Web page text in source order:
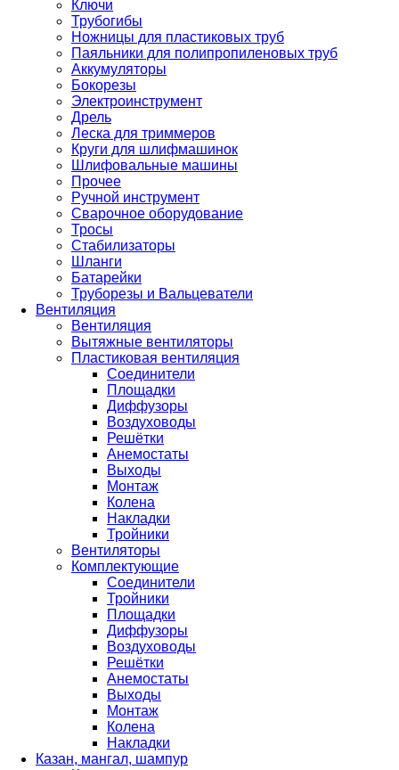
Ключи
Трубогибы
Ножницы для пластиковых труб
Паяльники для полипропиленовых труб
Аккумуляторы
Бокорезы
Электроинструмент
Дрель
Леска для триммеров
Круги для шлифмашинок
Шлифовальные машины
Прочее
Ручной инструмент
Сварочное оборудование
Тросы
Стабилизаторы
Шланги
Батарейки
Труборезы и Вальцеватели
Вентиляция
Вентиляция
Вытяжные вентиляторы
Пластиковая вентиляция
Соединители
Площадки
Диффузоры
Воздуховоды
Решётки
Анемостаты
Выходы
Монтаж
Колена
Накладки
Тройники
Вентиляторы
Комплектующие
Соединители
Тройники
Площадки
Диффузоры
Воздуховоды
Решётки
Анемостаты
Выходы
Монтаж
Колена
Накладки
Казан, мангал, шампур